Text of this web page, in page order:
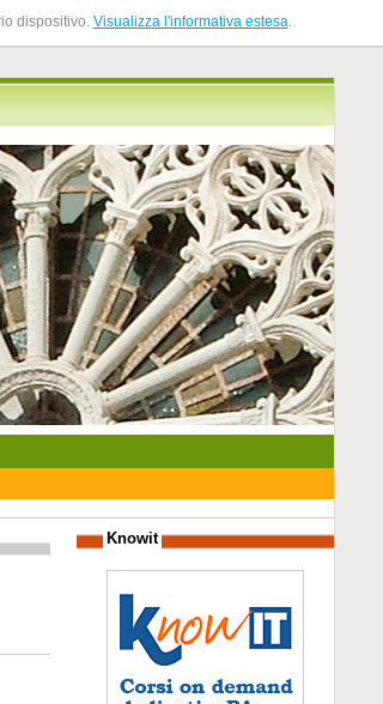
dispositivo. Visualizza l'informativa estesa.
Knowit